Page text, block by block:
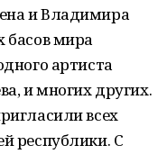
и Владимира
басов мира
артиста
и многих других.
всех
республики. С